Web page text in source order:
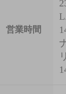
営業時間